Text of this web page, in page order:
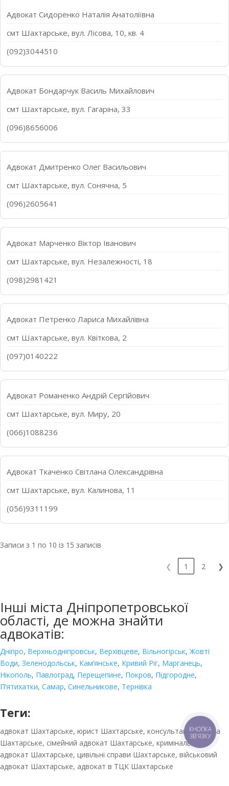
Адвокат Сидоренко Наталія Анатоліївна
смт Шахтарське, вул. Лісова, 10, кв. 4
(092)3044510
Адвокат Бондарчук Василь Михайлович
смт Шахтарське, вул. Гагаріна, 33
(096)8656006
Адвокат Дмитренко Олег Васильович
смт Шахтарське, вул. Сонячна, 5
(096)2605641
Адвокат Марченко Віктор Іванович
смт Шахтарське, вул. Незалежності, 18
(098)2981421
Адвокат Петренко Лариса Михайлівна
смт Шахтарське, вул. Квіткова, 2
(097)0140222
Адвокат Романенко Андрій Сергійович
смт Шахтарське, вул. Миру, 20
(066)1088236
Адвокат Ткаченко Світлана Олександрівна
смт Шахтарське, вул. Калинова, 11
(056)9311199
Записи з 1 по 10 із 15 записів
❮ 1 2 ❯
Інші міста Дніпропетровської
області, де можна знайти
адвокатів:
Дніпро, Верхньодніпровськ, Верхівцеве, Вільногірськ,Жовті
Води, Зеленодольськ, Кам’янське, Кривий Ріг, Марганець,
Нікополь, Павлоград, Перещепине, Покров, Підгородне,
П’ятихатки, Самар, Синельникове, Тернівка
Теги:
адвокат Шахтарське, юрист Шахтарське, консультація юриста
Шахтарське, сімейний адвокат Шахтарське, кримінальний
адвокат Шахтарське, цивільні справи Шахтарське, військовий
адвокат Шахтарське, адвокат в ТЦК Шахтарське
КНОПКА
ЗВ'ЯЗКУ